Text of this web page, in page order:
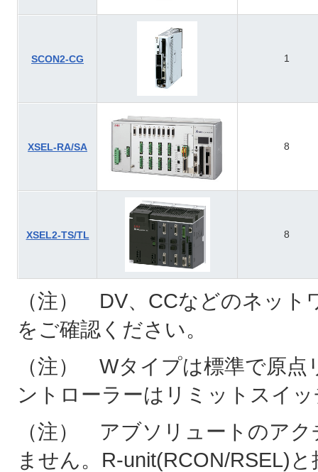
SCON2-CG 1
XSEL-RA/SA 8
XSEL2-TS/TL 8
（注） DV、CCなどのネット
をご確認ください。
（注） Wタイプは標準で原
ントローラーはリミットスイ
（注） アブソリュートのア
ません。R-unit(RCON/RSEL)